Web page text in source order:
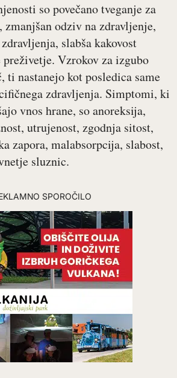
so povečano tveganje za
zmanjšan odziv na zdravljenje,
slabša kakovost
Vzrokov za izgubo
ti nastanejo kot posledica same
zdravljenja. Simptomi, ki
vnos hrane, so anoreksija,
utrujenost, zgodnja sitost,
zapora, malabsorpcija, slabost,
sluznic.
SPOROČILO